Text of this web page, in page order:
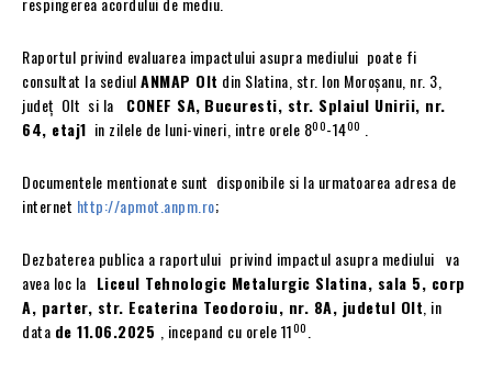
Raportul privind evaluarea impactului asupra mediului poate fi
consultat la sediulANMAP Olt din Slatina, str. Ion Moroşanu, nr. 3,
judeţ Olt si la
CONEF SA, Bucuresti, str. Splaiul Unirii, nr.
64, etaj1 in zilele de luni-vineri, intre orele 800-1400
Documentele mentionate sunt disponibile si la urmatoarea adresa de
internet http://apmot.anpm.ro;
Dezbaterea publica a raportului privind impactul asupra mediului va
avea loc la Liceul Tehnologic Metalurgic Slatina, sala 5, corp
A, parter, str. Ecaterina Teodoroiu, nr. 8A, judetul Olt , in
data de 11.06.2025 , incepand cu orele 1100